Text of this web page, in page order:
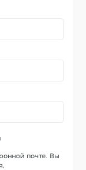
почте. Вы